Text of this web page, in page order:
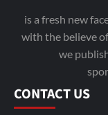
is a fresh new
with the believe
we
CONTACT US